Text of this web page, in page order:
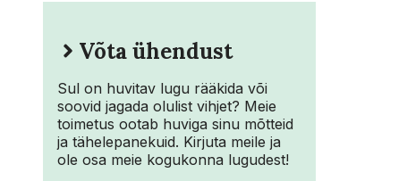
Võta ühendust
Sul on huvitav lugu rääkida või
soovid jagada olulist vihjet? Meie
toimetus ootab huviga sinu mõtteid
ja tähelepanekuid. Kirjuta meile ja
ole osa meie kogukonna lugudest!